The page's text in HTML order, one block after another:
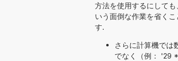
方法を使用するにして
いう面倒な作業を省く
す.
さらに計算機では
でなく（例： '29